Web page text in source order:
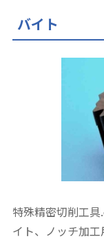
バイト
特殊精密切削工
イト、ノッチ加